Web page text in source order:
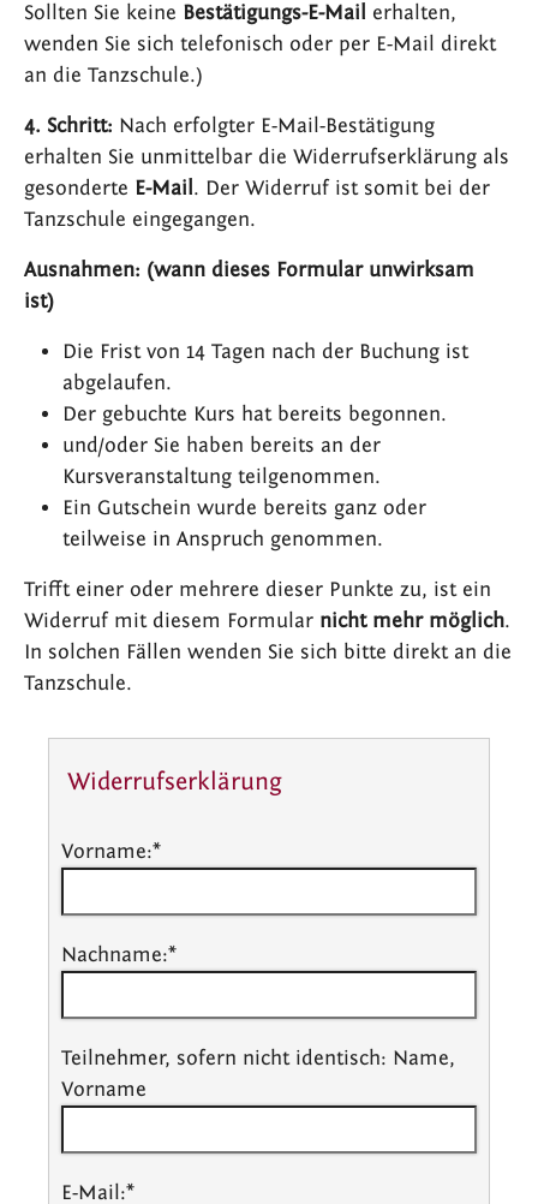
Sollten Sie keine Bestätigungs-E-Mail erhalten,
wenden Sie sich telefonisch oder per E-Mail direkt
an die Tanzschule.)
4. Schritt: Nach erfolgter E-Mail-Bestätigung
erhalten Sie unmittelbar die Widerrufserklärung als
gesonderte E-Mail. Der Widerruf ist somit bei der
Tanzschule eingegangen.
Ausnahmen: (wann dieses Formular unwirksam
ist)
Die Frist von 14 Tagen nach der Buchung ist
abgelaufen.
Der gebuchte Kurs hat bereits begonnen.
und/oder Sie haben bereits an der
Kursveranstaltung teilgenommen.
Ein Gutschein wurde bereits ganz oder
teilweise in Anspruch genommen.
Trifft einer oder mehrere dieser Punkte zu, ist ein
Widerruf mit diesem Formular nicht mehr möglich.
In solchen Fällen wenden Sie sich bitte direkt an die
Tanzschule.
Widerrufserklärung
Vorname:*
Nachname:*
Teilnehmer, sofern nicht identisch: Name,
Vorname
E-Mail:*